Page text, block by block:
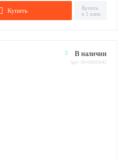
Купить
Купить
в 1 клик
В наличии
Арт: 00-00005842